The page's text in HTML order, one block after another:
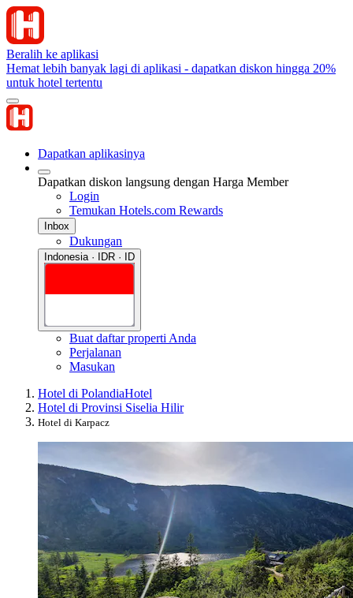
Beralih ke aplikasi
Hemat lebih banyak lagi di aplikasi - dapatkan diskon hingga 20%
untuk hotel tertentu
Dapatkan aplikasinya
Dapatkan diskon langsung dengan Harga Member
Login
Temukan Hotels.com Rewards
Inbox
Dukungan
Indonesia · IDR · ID
Buat daftar properti Anda
Perjalanan
Masukan
Hotel di PolandiaHotel
Hotel di Provinsi Siselia Hilir
Hotel di Karpacz